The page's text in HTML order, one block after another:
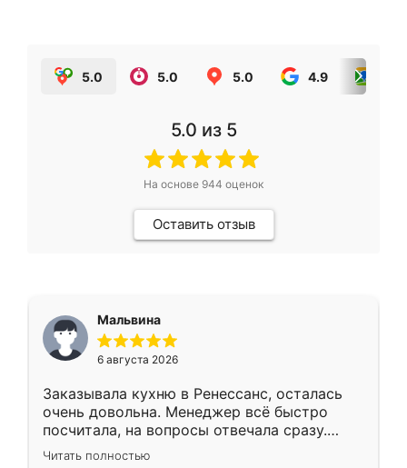
5.0 5.0 5.0 4.9
5.0 из 5
На основе 944 оценок
Оставить отзыв
Мальвина
6 августа 2026
Заказывала кухню в Ренессанс, осталась
очень довольна. Менеджер всё быстро
посчитала, на вопросы отвечала сразу.
Замерщик приехал в субботу, подошёл к
Читать полностью